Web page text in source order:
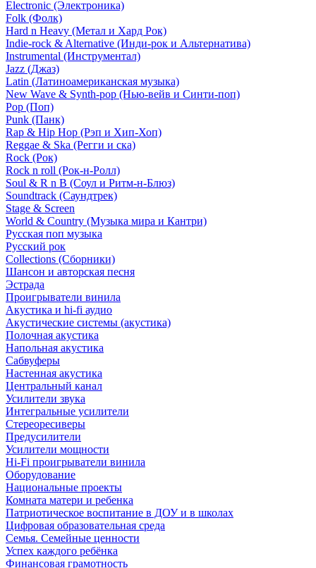
Electronic (Электроника)
Folk (Фолк)
Hard n Heavy (Метал и Хард Рок)
Indie-rock & Alternative (Инди-рок и Альтернатива)
Instrumental (Инструментал)
Jazz (Джаз)
Latin (Латиноамериканская музыка)
New Wave & Synth-pop (Нью-вейв и Синти-поп)
Pop (Поп)
Punk (Панк)
Rap & Hip Hop (Рэп и Хип-Хоп)
Reggae & Ska (Регги и ска)
Rock (Рок)
Rock n roll (Рок-н-Ролл)
Soul & R n B (Соул и Ритм-н-Блюз)
Soundtrack (Саундтрек)
Stage & Screen
World & Country (Музыка мира и Кантри)
Русская поп музыка
Русский рок
Сollections (Сборники)
Шансон и авторская песня
Эстрада
Проигрыватели винила
Акустика и hi-fi аудио
Акустические системы (акустика)
Полочная акустика
Напольная акустика
Сабвуферы
Настенная акустика
Центральный канал
Усилители звука
Интегральные усилители
Стереоресиверы
Предусилители
Усилители мощности
Hi-Fi проигрыватели винила
Оборудование
Национальные проекты
Комната матери и ребенка
Патриотическое воспитание в ДОУ и в школах
Цифровая образовательная среда
Семья. Семейные ценности
Успех каждого ребёнка
Финансовая грамотность